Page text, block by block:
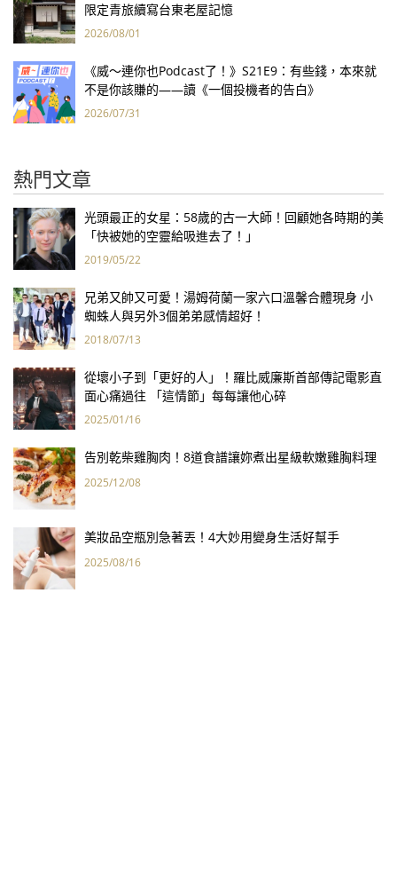
限定青旅續寫台東老屋記憶
2026/08/01
《威～連你也Podcast了！》S21E9：有些錢，本來就
不是你該賺的——讀《一個投機者的告白》
2026/07/31
熱門文章
光頭最正的女星：58歲的古一大師！回顧她各時期的美
「快被她的空靈給吸進去了！」
2019/05/22
兄弟又帥又可愛！湯姆荷蘭一家六口溫馨合體現身 小
蜘蛛人與另外3個弟弟感情超好！
2018/07/13
從壞小子到「更好的人」！羅比威廉斯首部傳記電影直
面心痛過往 「這情節」每每讓他心碎
2025/01/16
告別乾柴雞胸肉！8道食譜讓妳煮出星級軟嫩雞胸料理
2025/12/08
美妝品空瓶別急著丟！4大妙用變身生活好幫手
2025/08/16